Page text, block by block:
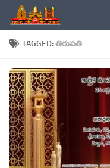
Skip to content
TAGGED:తిరుపతి